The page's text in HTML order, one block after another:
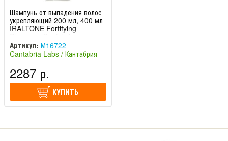
Шампунь от выпадения волос
укрепляющий 200 мл, 400 мл
IRALTONE Fortifying
Shampoo Cantabria
Артикул: М16722
Cantabria Labs / Кантабрия
2287 р.
КУПИТЬ